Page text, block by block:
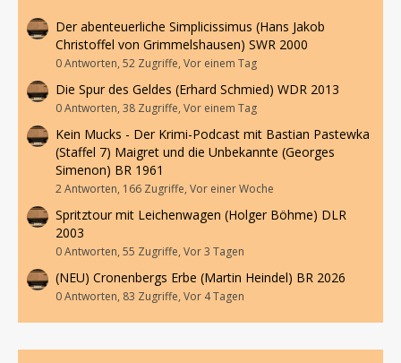
Der abenteuerliche Simplicissimus (Hans Jakob
Christoffel von Grimmelshausen) SWR 2000
0 Antworten, 52 Zugriffe, Vor einem Tag
Die Spur des Geldes (Erhard Schmied) WDR 2013
0 Antworten, 38 Zugriffe, Vor einem Tag
Kein Mucks - Der Krimi-Podcast mit Bastian Pastewka
(Staffel 7) Maigret und die Unbekannte (Georges
Simenon) BR 1961
2 Antworten, 166 Zugriffe, Vor einer Woche
Spritztour mit Leichenwagen (Holger Böhme) DLR
2003
0 Antworten, 55 Zugriffe, Vor 3 Tagen
(NEU) Cronenbergs Erbe (Martin Heindel) BR 2026
0 Antworten, 83 Zugriffe, Vor 4 Tagen